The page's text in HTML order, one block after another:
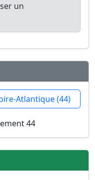
un
Atlantique (44)